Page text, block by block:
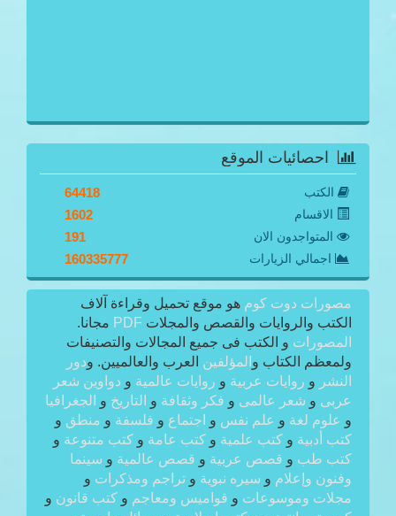
احصائيات الموقع
الكتب 64418
الاقسام 1602
المتواجدون الان 191
اجمالي الزيارات 160335777
مصورات دوت كوم هو موقع تحميل وقراءة آلاف
الكتب والروايات والقصص والمجلات PDF مجانا.
المصورات و الكتب فى جميع المجالات والتصنيفات
ولمعظم الكتاب و المؤلفين العرب والعالميين. ودور
النشر و روايات عربية و روايات عالمية و دواوين شعر
عربى و شعر عالمى و فكر وثقافة و التاريخ و الجغرافيا
و علوم لغة و علم نفس و اجتماع و فلسفة و منطق و
كتب أدبية و كتب علمية و كتب عامة و كتب متنوعة و
كتب طب و قصص عربية و قصص عالمية و سينما
وفنون وإعلام و سيره نبوية و تراجم ومذكرات و
مجلات وموسوعات و قواميس ومعاجم و كتب قانون و